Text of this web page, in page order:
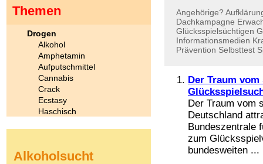
Angehörige?
Dachkampagne
Glücksspielsüchtigen
Informationsmedien
Prävention Selbsttest
Der Traum
Der Traum vom
Deutschland
Bundeszentrale
zum
bundesweiten ...
Themen
Drogen
Alkohol
Amphetamin
Aufputschmittel
Cannabis
Crack
Ecstasy
Haschisch
Kokain
Alkoholsucht